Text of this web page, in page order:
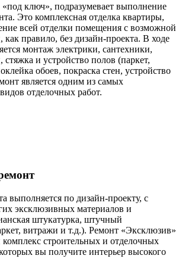
ключ», подразумевает выполнение
Это комплексная отделка квартиры,
всей отделки помещения с возможной
как правило, без дизайн-проекта. В ходе
монтаж электрики, сантехники,
и устройство полов (паркет,
обоев, покраска стен, устройство
является одним из самых
отделочных работ.
выполняется по дизайн-проекту, с
эксклюзивных материалов и
штукатурка, штучный
витражи и т.д.). Ремонт «Эксклюзив»
комплекс строительных и отделочных
которых вы получите интерьер высокого